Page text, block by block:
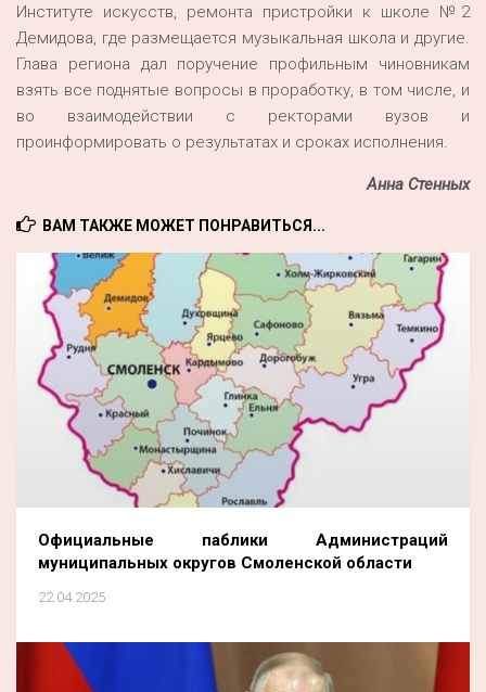
Институте искусств, ремонта пристройки к школе №2
Демидова, где размещается музыкальная школа и другие.
Глава региона дал поручение профильным чиновникам
взять все поднятые вопросы в проработку, в том числе, и
во взаимодействии с ректорами вузов и
проинформировать о результатах и сроках исполнения.
Анна Стенных
ВАМ ТАКЖЕ МОЖЕТ ПОНРАВИТЬСЯ...
Официальные паблики Администраций
муниципальных округов Смоленской области
22.04.2025